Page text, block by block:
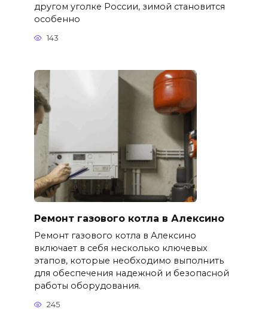
другом уголке России, зимой становится
особенно
143
Ремонт газового котла в Алексино
Ремонт газового котла в Алексино
включает в себя несколько ключевых
этапов, которые необходимо выполнить
для обеспечения надежной и безопасной
работы оборудования.
245